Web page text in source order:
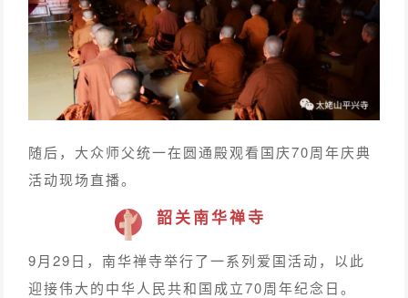
随后，大众师父统一在圆通殿观看国庆70周年庆典
活动现场直播。
韶关南华禅寺
9月29日，南华禅寺举行了一系列爱国活动，以此
迎接伟大的中华人民共和国成立70周年纪念日。